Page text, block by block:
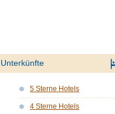
Unterkünfte
5 Sterne Hotels
4 Sterne Hotels